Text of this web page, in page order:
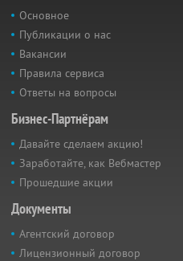
Основное
Публикации о нас
Вакансии
Правила сервиса
Ответы на вопросы
Бизнес-Партнёрам
Давайте сделаем акцию!
Заработайте, как Вебмастер
Прошедшие акции
Документы
Агентский договор
Лицензионный договор